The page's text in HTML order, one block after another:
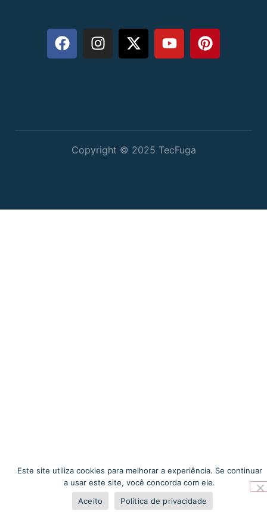
Copyright © 2025 TecFuga
Este site utiliza cookies para melhorar a experiência. Se continuar
a usar este site, você concorda com ele.
Aceito
Política de privacidade